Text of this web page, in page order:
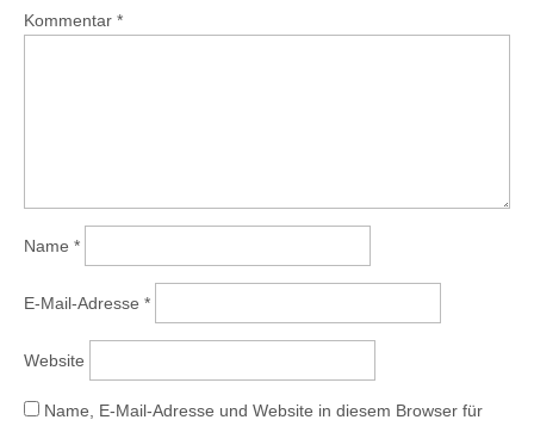
Kommentar *
Name *
E-Mail-Adresse *
Website
Name, E-Mail-Adresse und Website in diesem Browser für